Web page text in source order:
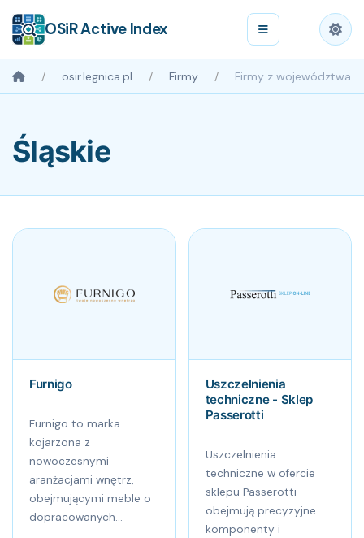
OSiR Active Index
osir.legnica.pl Firmy Firmy z województwa
Śląskie
Furnigo
Furnigo to marka
kojarzona z
nowoczesnymi
aranżacjami wnętrz,
obejmującymi meble o
dopracowanych...
Uszczelnienia
techniczne - Sklep
Passerotti
Uszczelnienia
techniczne w ofercie
sklepu Passerotti
obejmują precyzyjne
komponenty i